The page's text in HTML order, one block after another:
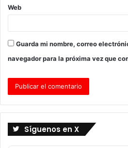
Web
Guarda mi nombre, correo
navegador para la próxima vez que
Síguenos en X